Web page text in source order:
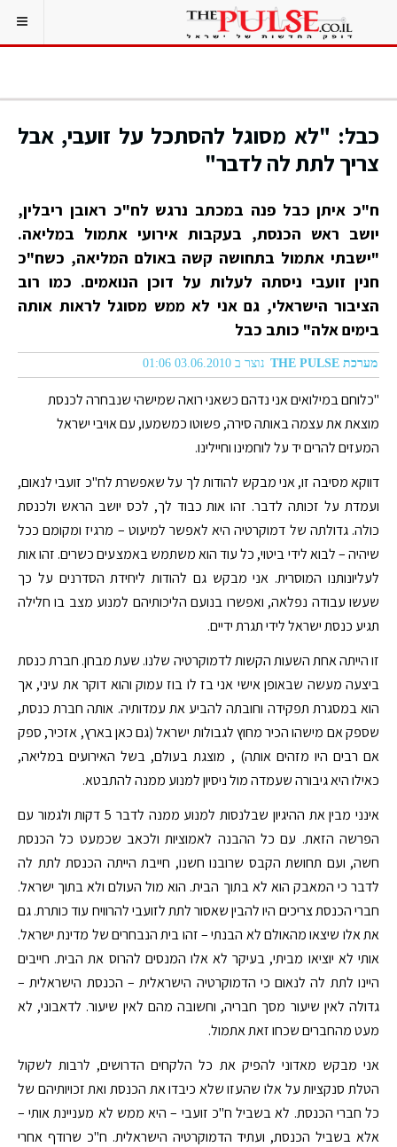
כבל: "לא מסוגל להסתכל על זועבי, אבל
צריך לתת לה לדבר"
ח"כ איתן כבל פנה במכתב נרגש לח"כ ראובן ריבלין,
יושב ראש הכנסת, בעקבות אירועי אתמול במליאה.
"ישבתי אתמול בתחושה קשה באולם המליאה, כשח"כ
חנין זועבי ניסתה לעלות על דוכן הנואמים. כמו רוב
הציבור הישראלי, גם אני לא ממש מסוגל לראות אותה
בימים אלה" כותב כבל
מערכת THE PULSE נוצר ב 03.06.2010 01:06
"כלוחם במילואים אני נדהם כשאני רואה שמישהי שנבחרה לכנסת
מוצאת את עצמה באותה סירה, פשוטו כמשמעו, עם אויבי ישראל
המעזים להרים יד על לוחמינו וחיילינו.
דווקא מסיבה זו, אני מבקש להודות לך על שאפשרת לח"כ זועבי לנאום,
ועמדת על זכותה לדבר. זהו אות כבוד לך, לכס יושב הראש ולכנסת
כולה. גדולתה של דמוקרטיה היא לאפשר למיעוט – מרגיז ומקומם ככל
שיהיה – לבוא לידי ביטוי, כל עוד הוא משתמש באמצעים כשרים. זהו אות
לעליונותנו המוסרית. אני מבקש גם להודות ליחידת הסדרנים על כך
שעשו עבודה נפלאה, ואפשרו בנועם הליכותיהם למנוע מצב בו חלילה
תגיע כנסת ישראל לידי תגרת ידיים.
זו הייתה אחת השעות הקשות לדמוקרטיה שלנו. שעת מבחן. חברת כנסת
ביצעה מעשה שבאופן אישי אני בז לו בוז עמוק והוא דוקר את עיני, אך
הוא במסגרת תפקידה וחובתה להביע את עמדותיה. אותה חברת כנסת,
שספק אם מישהו הכיר מחוץ לגבולות ישראל (גם כאן בארץ, אזכיר, ספק
אם רבים היו מזהים אותה) , מוצגת בעולם, בשל האירועים במליאה,
כאילו היא גיבורה שעמדה מול ניסיון למנוע ממנה להתבטא.
אינני מבין את ההיגיון שבלנסות למנוע ממנה לדבר 5 דקות ולגמור עם
הפרשה הזאת. עם כל ההבנה לאמוציות ולכאב שכמעט כל הכנסת
חשה, ועם תחושת הקבס שרובנו חשנו, חייבת הייתה הכנסת לתת לה
לדבר כי המאבק הוא לא בתוך הבית. הוא מול העולם ולא בתוך ישראל.
חברי הכנסת צריכים היו להבין שאסור לתת לזועבי להרוויח עוד כותרת. גם
את אלו שיצאו מהאולם לא הבנתי – זהו בית הנבחרים של מדינת ישראל.
אותי לא יוציאו מביתי, בעיקר לא אלו המנסים להרוס את הבית. חייבים
היינו לתת לה לנאום כי הדמוקרטיה הישראלית – הכנסת הישראלית –
גדולה לאין שיעור מסך חבריה, וחשובה מהם לאין שיעור. לדאבוני, לא
מעט מהחברים שכחו זאת אתמול.
אני מבקש מאדוני להפיק את כל הלקחים הדרושים, לרבות לשקול
הטלת סנקציות על אלו שהעזו שלא כיבדו את הכנסת ואת זכויותיהם של
כל חברי הכנסת. לא בשביל ח"כ זועבי – היא ממש לא מעניינת אותי –
אלא בשביל הכנסת, ועתיד הדמוקרטיה הישראלית. ח"כ שרודף אחרי